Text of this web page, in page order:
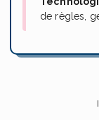
de règles,